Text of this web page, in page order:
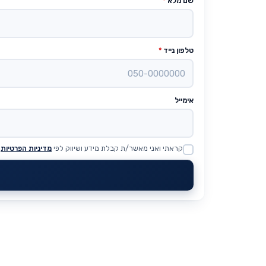
טלפון נייד *
אימייל
Website
קראתי ואני מאשר/ת קבלת מידע ושיווק לפי מדיניות הפרטיות